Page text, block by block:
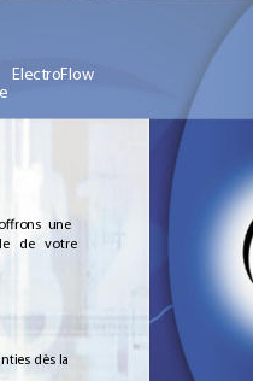
o rons une
de
votre
dès la
ElectroFlow